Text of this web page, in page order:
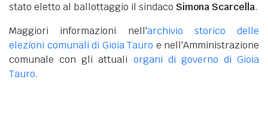
stato eletto al ballottaggio il sindaco Simona Scarcella.
Maggiori informazioni nell'archivio storico delle
elezioni comunali di Gioia Tauro e nell'Amministrazione
comunale con gli attuali organi di governo di Gioia
Tauro.